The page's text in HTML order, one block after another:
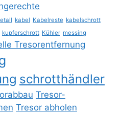
kabel Kabelreste kabelschrott
kupferschrott Kühler messing
Tresorentfernung
schrotthändler
Tresor-
Tresor abholen